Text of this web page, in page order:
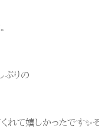
ぶりの
て嬉しかったです✨